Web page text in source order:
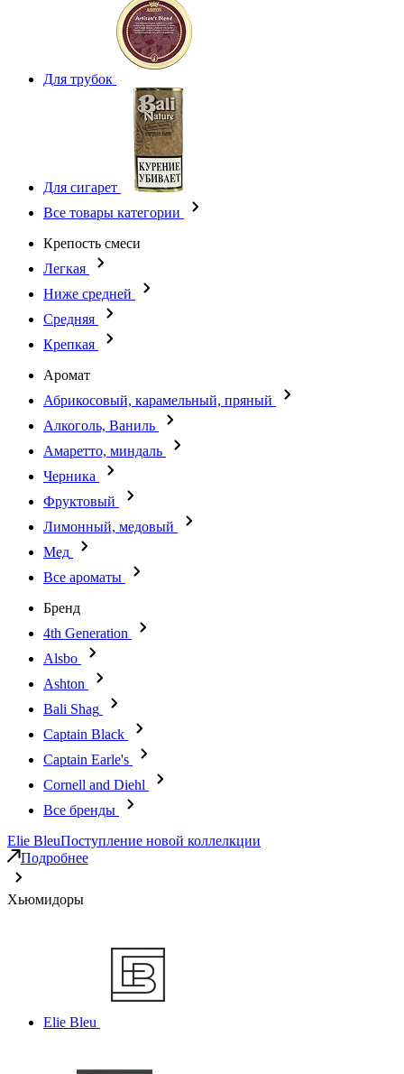
Для трубок
Для сигарет
Все товары категории
Крепость смеси
Легкая
Ниже средней
Средняя
Крепкая
Аромат
Абрикосовый, карамельный, пряный
Алкоголь, Ваниль
Амаретто, миндаль
Черника
Фруктовый
Лимонный, медовый
Мед
Все ароматы
Бренд
4th Generation
Alsbo
Ashton
Bali Shag
Captain Black
Captain Earle's
Cornell and Diehl
Все бренды
Elie BleuПоступление новой коллелкции
Подробнее
Хьюмидоры
Elie Bleu